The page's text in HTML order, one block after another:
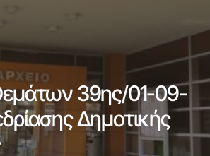
39ης/01-09-
Δημοτικής